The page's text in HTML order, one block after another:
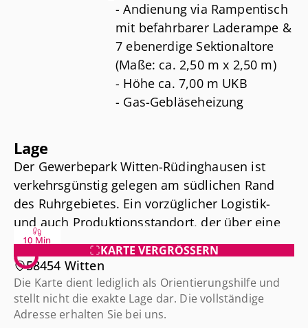
- Andienung via Rampentisch
mit befahrbarer Laderampe &
7 ebenerdige Sektionaltore
(Maße: ca. 2,50 m x 2,50 m)
- Höhe ca. 7,00 m UKB
- Gas-Gebläseheizung
- BMA, RWA, 3
Brandabschnitte
(Durchfahrt Brandschutztore
ca. 3,00 m x 3,50 m)
- Industrieboden
- Empore (Belastung: ca. 500
- Starkstromanschlüsse
- Videoüberwachung
Lage
Der Gewerbepark Witten-Rüdinghausen ist
verkehrsgünstig gelegen am südlichen Rand
des Ruhrgebietes. Ein vorzüglicher Logistik-
und auch Produktionsstandort, der über eine
sehr gute Verkehrsanbindung verfügt. Die
Bundesautobahnen 43, 44 und 45 befinden
sich in unmittelbarer Nähe und ermöglichen
eine zügige Anbindung.
10 Min
KARTE VERGRÖSSERN
58454 Witten
Die Karte dient lediglich als Orientierungshilfe und
stellt nicht die exakte Lage dar. Die vollständige
Adresse erhalten Sie bei uns.